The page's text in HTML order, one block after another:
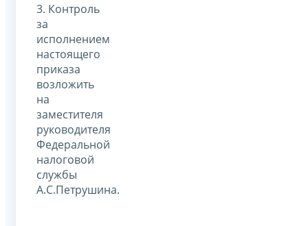
3. Контроль
за
исполнением
настоящего
приказа
возложить
на
заместителя
руководителя
Федеральной
налоговой
службы
А.С.Петрушина.